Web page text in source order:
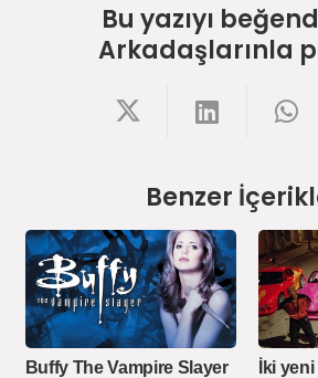
Bu yazıyı
Arkadaşlarınla
Benzer
Buffy The Vampire Slayer
İki